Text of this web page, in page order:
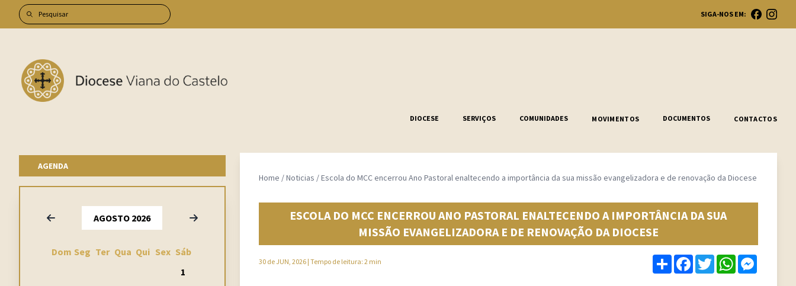
SIGA-NOS EM:
DIOCESE SERVIÇOS COMUNIDADES MOVIMENTOS DOCUMENTOS CONTACTOS
AGENDA
Anterior AGOSTO 2026 Seguinte
Dom Seg Ter Qua Qui Sex Sáb
1
Home /Noticias /Escola do MCC encerrou Ano Pastoral enaltecendo a importância da sua missão evangelizadora e de renovação da Diocese
ESCOLA DO MCC ENCERROU ANO PASTORAL ENALTECENDO A IMPORTÂNCIA DA SUA
MISSÃO EVANGELIZADORA E DE RENOVAÇÃO DA DIOCESE
30 de JUN, 2026| Tempo de leitura: 2 min ShareFacebook
TwitterWhatsApp